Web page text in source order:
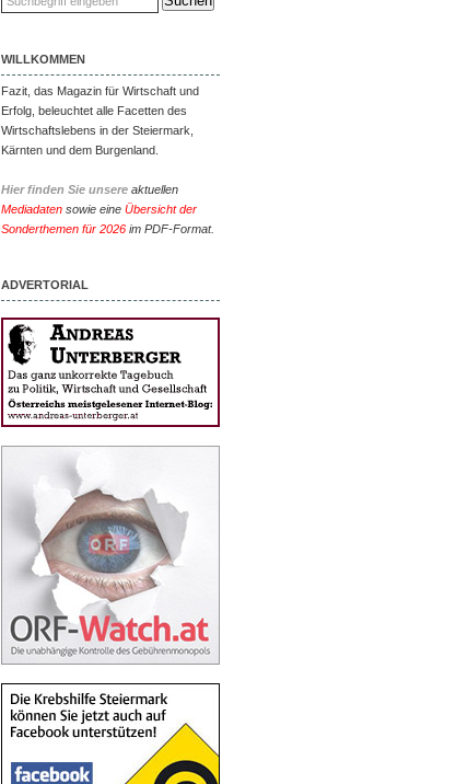
WILLKOMMEN
Fazit, das Magazin für Wirtschaft und
Erfolg, beleuchtet alle Facetten des
Wirtschaftslebens in der Steiermark,
Kärnten und dem Burgenland.
Hier finden Sie unsere aktuellen
Mediadaten sowie eine Übersicht der
Sonderthemen für 2026 im PDF-Format.
ADVERTORIAL